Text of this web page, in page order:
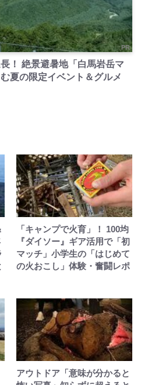
PR
！ 絶景避暑地「白馬岩岳マ
夏の限定イベント＆グルメ
「キャンプで火育」！ 100均
『ダイソー』ギア活用で「初
マッチ」小学生の「はじめて
の火おこし」体験・奮闘レポ
アウトドア「意味が分かると